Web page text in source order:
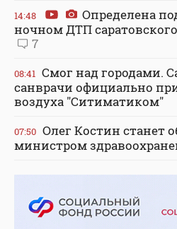
14:48
Определена
ночном ДТП
7
08:41 Смог над городами.
санврачи официально
воздуха "Ситиматиком"
07:50 Олег Костин станет
министром